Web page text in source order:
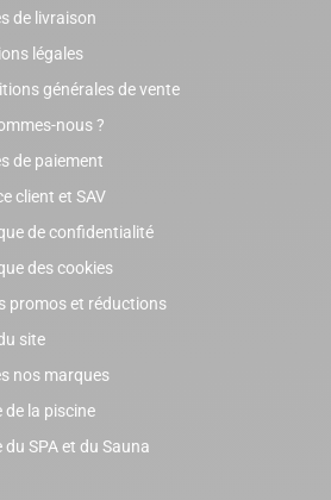
de livraison
légales
générales de vente
nous ?
de paiement
client et SAV
de confidentialité
des cookies
promos et réductions
site
nos marques
de la piscine
du SPA et du Sauna